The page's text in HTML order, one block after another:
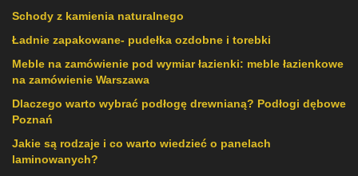
Schody z kamienia naturalnego
Ładnie zapakowane- pudełka ozdobne i torebki
Meble na zamówienie pod wymiar łazienki: meble łazienkowe
na zamówienie Warszawa
Dlaczego warto wybrać podłogę drewnianą? Podłogi dębowe
Poznań
Jakie są rodzaje i co warto wiedzieć o panelach
laminowanych?